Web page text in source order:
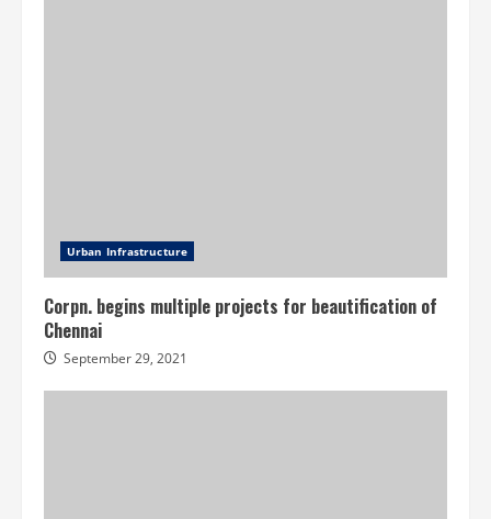
Urban Infrastructure
Corpn. begins multiple projects for beautification of
Chennai
September 29, 2021